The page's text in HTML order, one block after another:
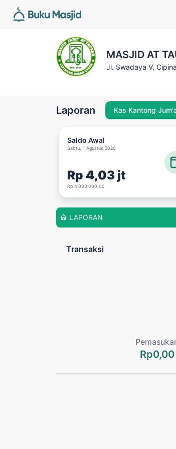
MASJID AT
Jl. Swadaya V,
Laporan Kas Kantong
Saldo Awal
Sabtu, 1 Agustus 2026
Rp 4,03 jt
Rp 4.033.000,00
LAPORAN
Transaksi
Rp0,00